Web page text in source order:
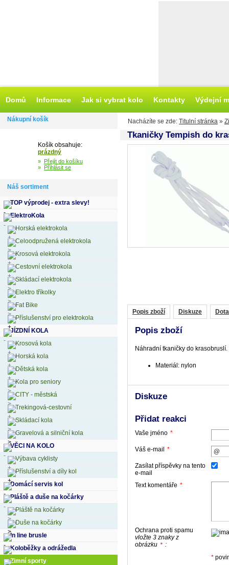
Nacházíte se zde: Titulní stránka »
Tkaničky Tempish do
Popis zboží Diskuze
Popis zboží
Náhradní tkaničky do krasobruslí.
Materiál: nylon
Diskuze
Přidat reakci
Vaše jméno *
Váš e-mail *
Zasílat příspěvky na tento
e-mail
Text komentáře *
Ochrana proti spamu
vložte 3 znaky z
obrázku * :
*
Nákupní košík
Košík obsahuje:
prázdný
» Přejít do košíku
» Přihlásit se
Náš sortiment
TOP výprodej - extra slevy!
ElektroKola
Horská elektrokola
Celoodpružená elektrokola
Krosová elektrokola
Cestovní elektrokola
Skládací elektrokola
Elektro tříkolky
Fat Bike
Příslušenství pro elektrokola
JÍZDNÍ KOLA
Krosová kola
Horská kola
Dětská kola
Kola pro seniory
CITY - městská
Trekingová-cestovní
Skládací kola
Gravelová a silniční kola
VĚCI NA KOLO
Výbava cyklisty
Příslušenství a díly kol
Domácí servis kol
Pláště a duše na kočárky
Pláště na kočárky
Duše na kočárky
In line brusle
Koloběžky a odrážedla
Zimní sporty
Domů Informace Jak si vybrat kolo Kontakty Výdejní